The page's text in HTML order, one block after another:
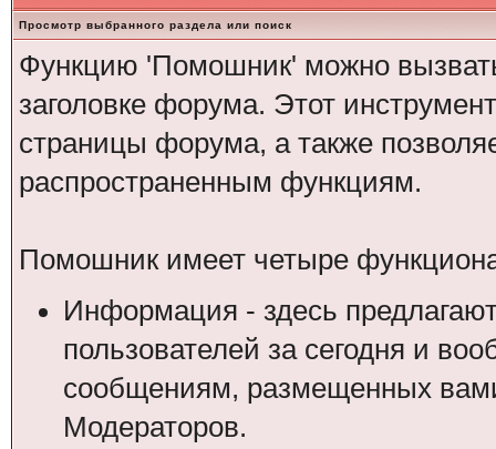
Просмотр выбранного раздела или поиск
Функцию 'Помошник' можно
заголовке форума. Этот
страницы форума, а также
распространенным функциям.
Помошник имеет четыре
Информация - здесь
пользователей за сегодня и
сообщениям, размещенных
Модераторов.